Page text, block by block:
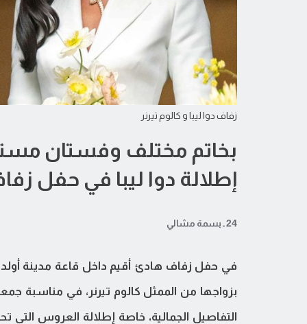
زفاف دوا ليبا و كالوم تيرنر
بخاتم مختلف وفستان
إطلالة دوا ليبا في حفل
24 ـ بسمة مشالي
في حفل زفاف هادئ أقيم داخل قاعة مدينة أولد
بزواجها من الممثل كالوم تيرنر، في مناسبة
التفاصيل الجمالية، خاصة إطلالة العروس